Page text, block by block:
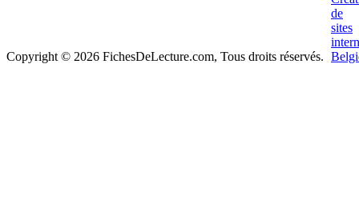
Copyright © 2026 FichesDeLecture.com, Tous droits réservés.